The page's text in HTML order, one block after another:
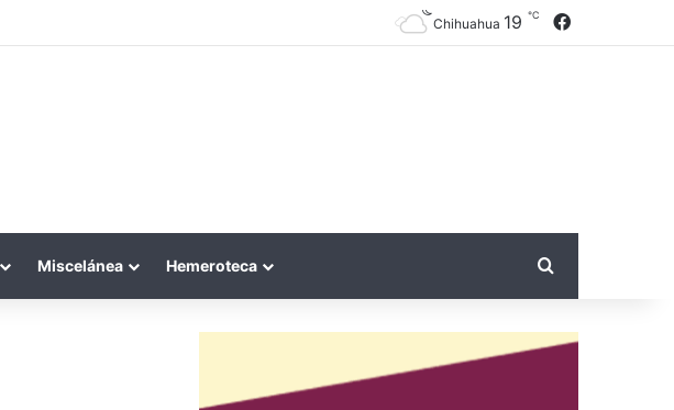
Chihuahua 19 ℃ Facebook
Miscelánea Hemeroteca Search for